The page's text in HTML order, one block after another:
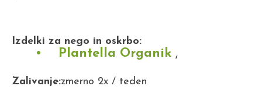
Izdelki za nego in oskrbo:
Plantella Organik ,
Zalivanje:zmerno 2x / teden